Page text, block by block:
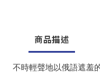
商品描述
不時輕聲地以俄語遮羞